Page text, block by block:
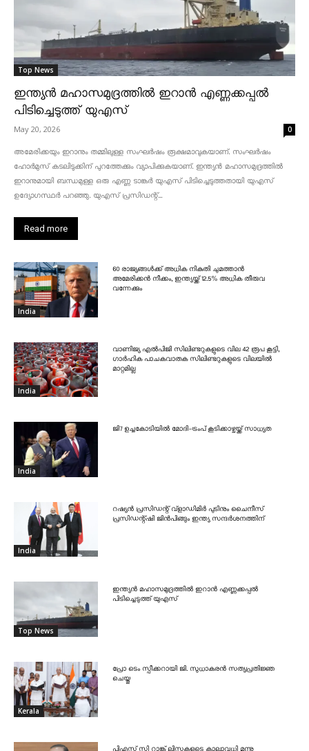
Top News
ഇന്ത്യൻ മഹാസമുദ്രത്തിൽ ഇറാൻ എണ്ണക്കപ്പൽ
പിടിച്ചെടുത്ത് യുഎസ്
May 20, 2026 0
അമേരിക്കയും ഇറാനും തമ്മിലുള്ള സംഘർഷം രൂക്ഷമാവുകയാണ്. സംഘർഷം
ഹോർമുസ് കടലിടുക്കിന് പുറത്തേക്കും വ്യാപിക്കുകയാണ്. ഇന്ത്യൻ മഹാസമുദ്രത്തിൽ
ഇറാനുമായി ബന്ധമുള്ള ഒരു എണ്ണ ടാങ്കർ യുഎസ് പിടിച്ചെടുത്തതായി യുഎസ്
ഉദ്യോഗസ്ഥർ പറഞ്ഞു. യുഎസ് പ്രസിഡന്റ്...
Read more
India
60 രാജ്യങ്ങൾക്ക് അധിക നികുതി ചുമത്താൻ
അമേരിക്കൻ നീക്കം, ഇന്ത്യയ്ക്ക് 12.5% അധിക തീരുവ
വന്നേക്കും
India
വാണിജ്യ എൽപിജി സിലിണ്ടറുകളുടെ വില 42 രൂപ കൂട്ടി,
ഗാർഹിക പാചകവാതക സിലിണ്ടറുകളുടെ വിലയിൽ
മാറ്റമില്ല
India
ജി7 ഉച്ചകോടിയിൽ മോദി-ട്രംപ് കൂടിക്കാഴ്ചയ്ക്ക് സാധ്യത
India
റഷ്യൻ പ്രസിഡന്റ് വ്‌ളാഡിമിർ പുടിനും ചൈനീസ്
പ്രസിഡന്റ്ഷി ജിൻപിങ്ങും ഇന്ത്യ സന്ദർശനത്തിന്
Top News
ഇന്ത്യൻ മഹാസമുദ്രത്തിൽ ഇറാൻ എണ്ണക്കപ്പൽ
പിടിച്ചെടുത്ത് യുഎസ്
Kerala
പ്രോ ടെം സ്പീക്കറായി ജി. സുധാകരൻ സത്യപ്രതിജ്ഞ
ചെയ്തു